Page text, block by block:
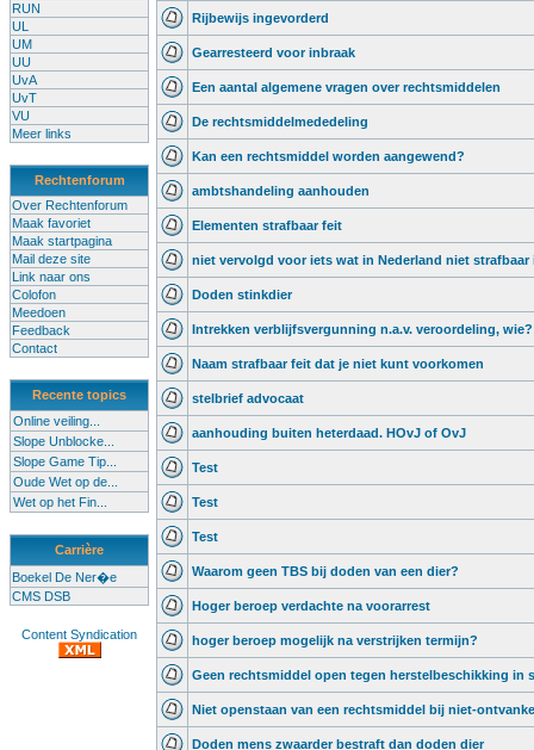
RUN
UL
UM
UU
UvA
UvT
VU
Meer links
Rechtenforum
Over Rechtenforum
Maak favoriet
Maak startpagina
Mail deze site
Link naar ons
Colofon
Meedoen
Feedback
Contact
Recente topics
Online veiling...
Slope Unblocke...
Slope Game Tip...
Oude Wet op de...
Wet op het Fin...
Carrière
Boekel De Ner�e
CMS DSB
Content Syndication
Rijbewijs ingevorderd
Gearresteerd voor inbraak
Een aantal algemene vragen over rechtsmiddelen
De rechtsmiddelmededeling
Kan een rechtsmiddel worden aangewend?
ambtshandeling aanhouden
Elementen strafbaar feit
niet vervolgd voor iets wat in Nederland niet strafbaar
Doden stinkdier
Intrekken verblijfsvergunning n.a.v. veroordeling, wie?
Naam strafbaar feit dat je niet kunt voorkomen
stelbrief advocaat
aanhouding buiten heterdaad. HOvJ of OvJ
Test
Test
Test
Waarom geen TBS bij doden van een dier?
Hoger beroep verdachte na voorarrest
hoger beroep mogelijk na verstrijken termijn?
Geen rechtsmiddel open tegen herstelbeschikking in
Niet openstaan van een rechtsmiddel bij niet-
Doden mens zwaarder bestraft dan doden dier